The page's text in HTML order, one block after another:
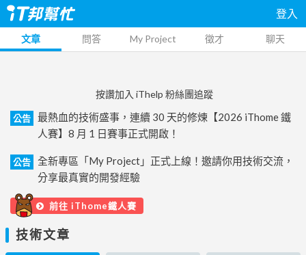
登入
文章 問答 My Project 徵才 聊天
按讚加入 iThelp 粉絲團追蹤
公告
最熱血的技術盛事，連續 30 天的修煉【2026 iThome 鐵
人賽】8 月 1 日賽事正式開啟！
公告
全新專區「My Project」正式上線！邀請你用技術交流，
分享最真實的開發經驗
前往 iThome鐵人賽
技術文章